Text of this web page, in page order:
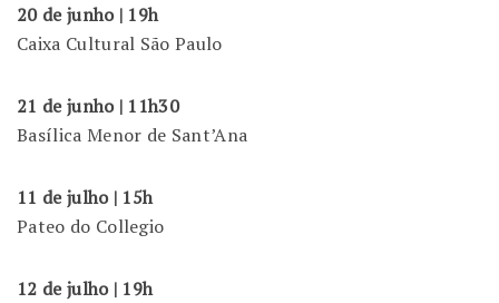
20 de junho | 19h
Caixa Cultural São Paulo
21 de junho | 11h30
Basílica Menor de Sant’Ana
11 de julho | 15h
Pateo do Collegio
12 de julho | 19h